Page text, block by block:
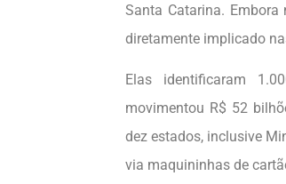
Santa Catarina.
diretamente implicado
Elas identificaram
movimentou R$ 52
dez estados, inclusive
via maquininhas de